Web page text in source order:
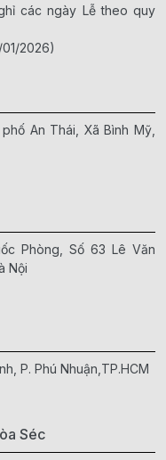
các ngày Lễ theo quy
2026)
An Thái, Xã Bình Mỹ,
Phòng, Số 63 Lê Văn
Nội
P. Phú Nhuận,TP.HCM
Séc